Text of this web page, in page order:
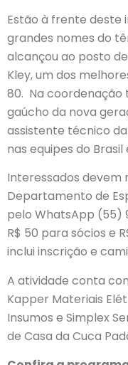
Estão à frente
grandes nomes do
alcançou ao posto
Kley, um dos
80. Na coordenação
gaúcho da nova
assistente técnico
nas equipes do
Interessados devem
Departamento de
pelo WhatsApp (55)
R$ 50 para sócios e
inclui inscrição e
A atividade conta
Kapper Materiais
Insumos e Simplex
de Casa da Cuca